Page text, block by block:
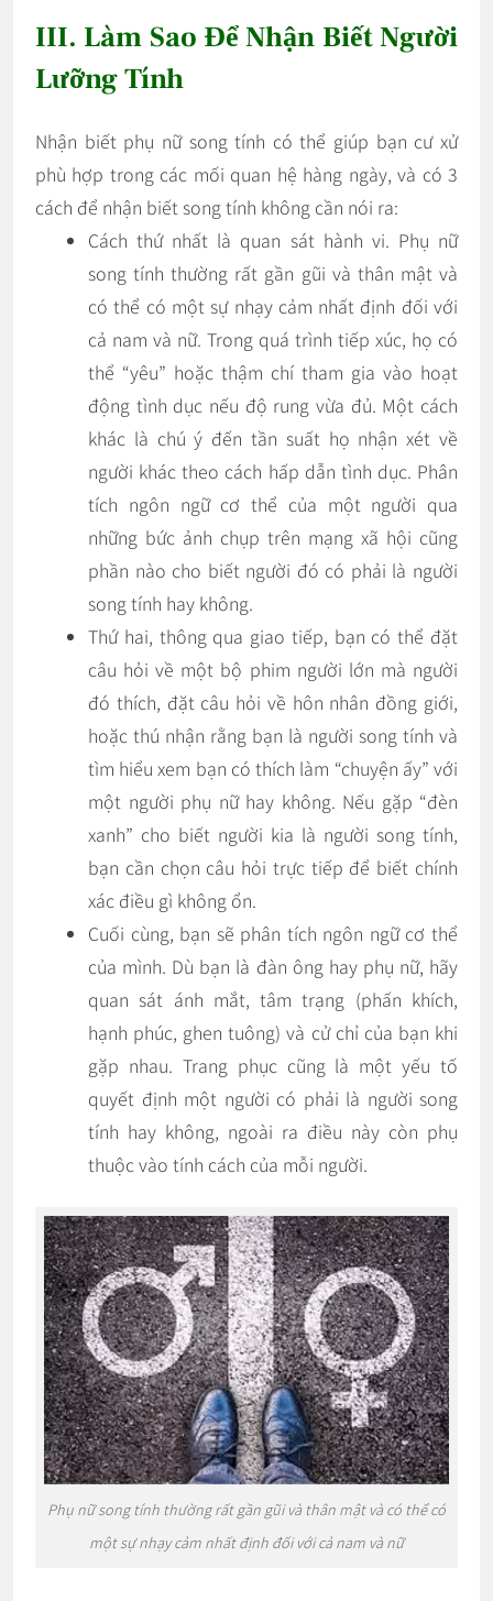
III. Làm Sao Để Nhận Biết Người
Lưỡng Tính
Nhận biết phụ nữ song tính có thể giúp bạn cư xử
phù hợp trong các mối quan hệ hàng ngày, và có 3
cách để nhận biết song tính không cần nói ra:
Cách thứ nhất là quan sát hành vi. Phụ nữ
song tính thường rất gần gũi và thân mật và
có thể có một sự nhạy cảm nhất định đối với
cả nam và nữ. Trong quá trình tiếp xúc, họ có
thể “yêu” hoặc thậm chí tham gia vào hoạt
động tình dục nếu độ rung vừa đủ. Một cách
khác là chú ý đến tần suất họ nhận xét về
người khác theo cách hấp dẫn tình dục. Phân
tích ngôn ngữ cơ thể của một người qua
những bức ảnh chụp trên mạng xã hội cũng
phần nào cho biết người đó có phải là người
song tính hay không.
Thứ hai, thông qua giao tiếp, bạn có thể đặt
câu hỏi về một bộ phim người lớn mà người
đó thích, đặt câu hỏi về hôn nhân đồng giới,
hoặc thú nhận rằng bạn là người song tính và
tìm hiểu xem bạn có thích làm “chuyện ấy” với
một người phụ nữ hay không. Nếu gặp “đèn
xanh” cho biết người kia là người song tính,
bạn cần chọn câu hỏi trực tiếp để biết chính
xác điều gì không ổn.
Cuối cùng, bạn sẽ phân tích ngôn ngữ cơ thể
của mình. Dù bạn là đàn ông hay phụ nữ, hãy
quan sát ánh mắt, tâm trạng (phấn khích,
hạnh phúc, ghen tuông) và cử chỉ của bạn khi
gặp nhau. Trang phục cũng là một yếu tố
quyết định một người có phải là người song
tính hay không, ngoài ra điều này còn phụ
thuộc vào tính cách của mỗi người.
Phụ nữ song tính thường rất gần gũi và thân mật và có thể có
một sự nhạy cảm nhất định đối với cả nam và nữ